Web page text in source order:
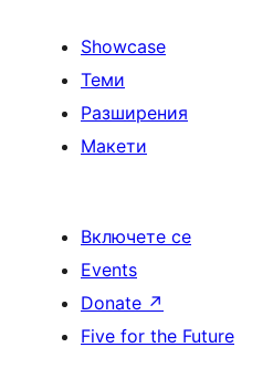
Showcase
Теми
Разширения
Макети
Включете се
Events
Donate ↗
Five for the Future